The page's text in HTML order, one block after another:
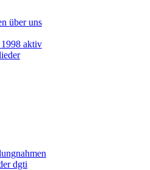
über uns
aktiv
dgti